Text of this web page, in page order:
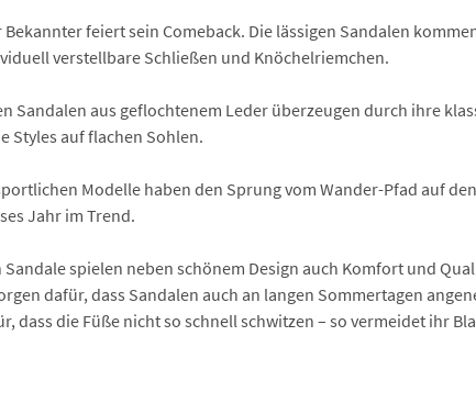
feiert sein Comeback. Die lässigen Sandalen
verstellbare Schließen und Knöchelriemchen.
Sandalen aus geflochtenem Leder überzeugen durch ihre
Styles auf flachen Sohlen.
Modelle haben den Sprung vom Wander-Pfad auf
Jahr im Trend.
spielen neben schönem Design auch Komfort und
dafür, dass Sandalen auch an langen Sommertagen
dass die Füße nicht so schnell schwitzen – so vermeidet ihr